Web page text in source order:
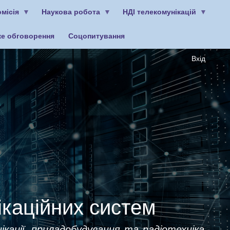
Наукова робота НДІ телекомунікацій
обговорення Соцопитування
Вхід
систем